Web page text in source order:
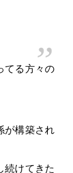
てる方々の
が構築され
続けてきた